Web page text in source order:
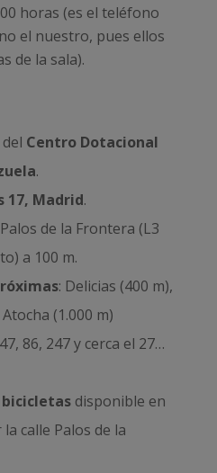
horas (es el teléfono
el nuestro, pues ellos
de la sala).
Centro Dotacional
.
17, Madrid.
de la Frontera (L3
a 100 m.
: Delicias (400 m),
(1.000 m)
86, 247 y cerca el 27…
disponible en
calle Palos de la